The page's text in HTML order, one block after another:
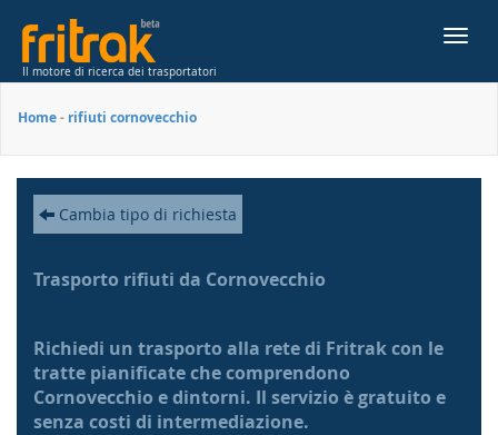
Il motore di ricerca dei trasportatori
Home- rifiuti cornovecchio
Cambia tipo di richiesta
Trasporto rifiuti da Cornovecchio
Richiedi un trasporto alla rete di Fritrak con le
tratte pianificate che comprendono
Cornovecchio e dintorni. Il servizio è gratuito e
senza costi di intermediazione.